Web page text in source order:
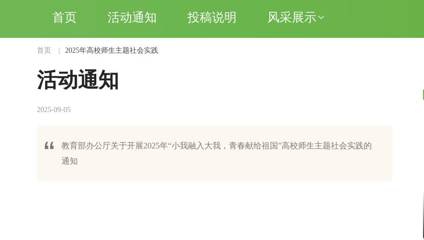
首页 活动通知 投稿说明 风采展示
首页 2025年高校师生主题社会实践
活动通知
2025-09-05
教育部办公厅关于开展2025年“小我融入大我，青春献给祖国”高校师生主题社会实践的
通知